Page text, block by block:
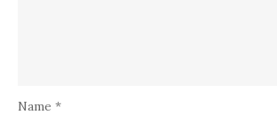
Name *